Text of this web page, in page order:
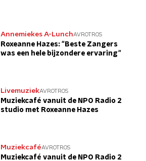
Annemiekes A-LunchAVROTROS
Roxeanne Hazes: "Beste Zangers
was een hele bijzondere ervaring"
LivemuziekAVROTROS
Muziekcafé vanuit de NPO Radio 2
studio met Roxeanne Hazes
MuziekcaféAVROTROS
Muziekcafé vanuit de NPO Radio 2